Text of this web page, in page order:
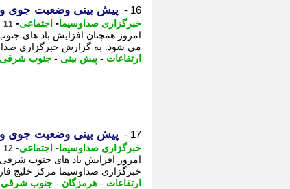
16 - پیش بینی وضعیت جوی و دریایی
خبرگزاری صداوسیما- اجتماعی- 11 روز پیش - یکشنبه 4 مرداد 1405، 09:15
امروز همچنان افزایش باد های
می شود. به گزارش خبرگزاری
ارتفاعات - پیش بینی - جنوب شرقی
17 - پیش بینی وضعیت جوی و دریایی
خبرگزاری صداوسیما- اجتماعی- 12 روز پیش - شنبه 3 مرداد 1405، 09:45
امروز افزایش باد های جنوب
خبرگزاری صداوسیما مرکز خلیج
ارتفاعات - هرمزگان - جنوب شرقی